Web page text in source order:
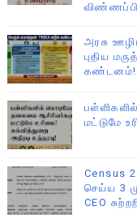
அரசு
புதிய
கண்டனம்!
மட்டுமே
Census
செய்ய 3
CEO